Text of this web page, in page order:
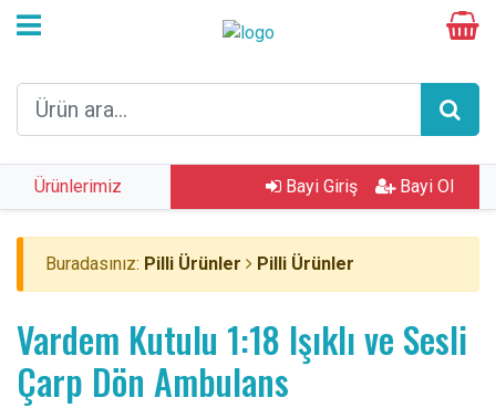
Ürünlerimiz Bayi Giriş Bayi Ol
Buradasınız: Pilli Ürünler Pilli Ürünler
Vardem Kutulu 1:18 Işıklı ve Sesli
Çarp Dön Ambulans